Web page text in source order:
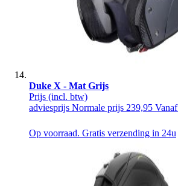
Duke X - Mat Grijs
Prijs (incl. btw)
adviesprijs Normale prijs 239,95 Vanaf
Op voorraad. Gratis verzending in 24u